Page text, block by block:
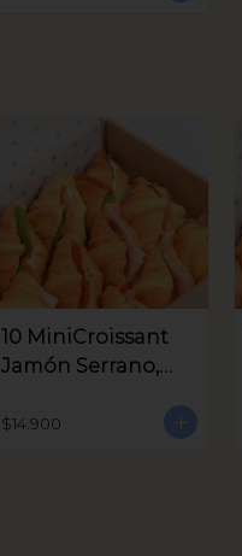
10 MiniCroissant
Jamón Serrano,
Aceitunas V.
$14.900